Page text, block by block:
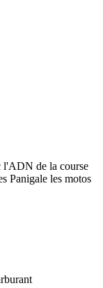
l'ADN de la course
Panigale les motos